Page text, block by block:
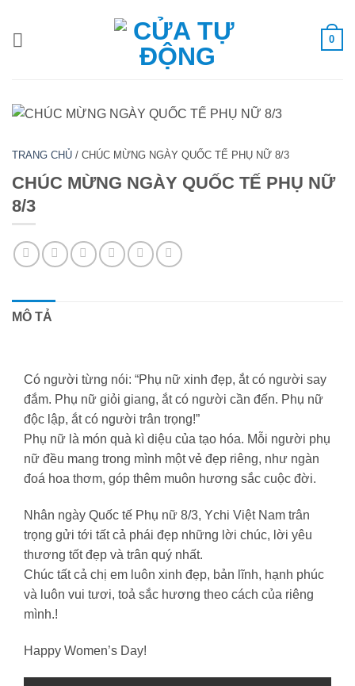
nội
0
TRANG CHỦ / CHÚC MỪNG NGÀY QUỐC TẾ PHỤ NỮ 8/3
CHÚC MỪNG NGÀY QUỐC TẾ PHỤ NỮ
8/3
MÔ TẢ
Có người từng nói: “Phụ nữ xinh đẹp, ắt có người say
đắm. Phụ nữ giỏi giang, ắt có người cần đến. Phụ nữ
độc lập, ắt có người trân trọng!”
Phụ nữ là món quà kì diệu của tạo hóa. Mỗi người phụ
nữ đều mang trong mình một vẻ đẹp riêng, như ngàn
đoá hoa thơm, góp thêm muôn hương sắc cuộc đời.
Nhân ngày Quốc tế Phụ nữ 8/3, Ychi Việt Nam trân
trọng gửi tới tất cả phái đẹp những lời chúc, lời yêu
thương tốt đẹp và trân quý nhất.
Chúc tất cả chị em luôn xinh đẹp, bản lĩnh, hạnh phúc
và luôn vui tươi, toả sắc hương theo cách của riêng
mình.!
Happy Women’s Day!